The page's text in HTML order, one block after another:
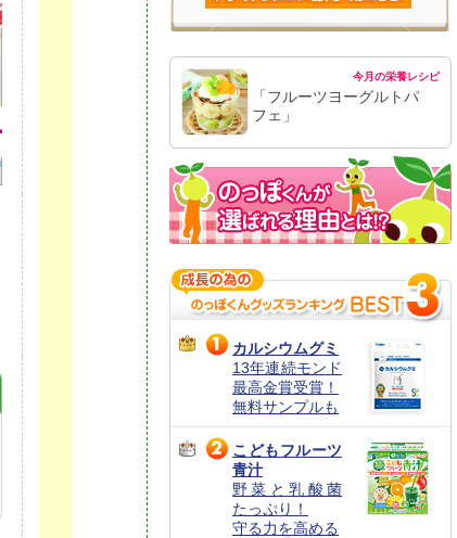
今月の栄養レシピ
「フルーツヨーグルトパ
フェ」
カルシウムグミ
13年連続モンド
最高金賞受賞！
無料サンプルも
こどもフルーツ
青汁
野菜と乳酸菌
たっぷり！
守る力を高める